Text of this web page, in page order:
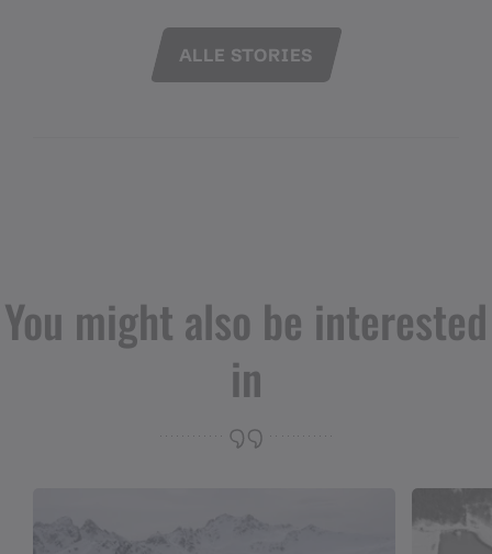
ALLE STORIES
You might also be interested
in